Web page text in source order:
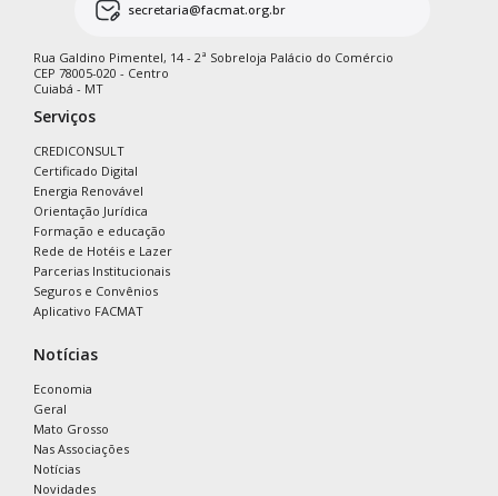
secretaria@facmat.org.br
Rua Galdino Pimentel, 14 - 2ª Sobreloja Palácio do Comércio
CEP 78005-020 - Centro
Cuiabá - MT
Serviços
CREDICONSULT
Certificado Digital
Energia Renovável
Orientação Jurídica
Formação e educação
Rede de Hotéis e Lazer
Parcerias Institucionais
Seguros e Convênios
Aplicativo FACMAT
Notícias
Economia
Geral
Mato Grosso
Nas Associações
Notícias
Novidades